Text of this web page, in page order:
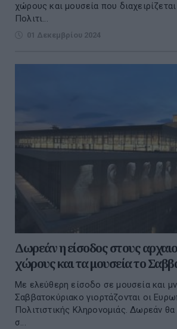
χώρους και μουσεία που
Πολιτι...
01 Δεκεμβρίου 2024
Δωρεάν η είσοδος στους
χώρους και τα μουσεία το
Με ελεύθερη είσοδο σε μουσεία και
Σαββατοκύριακο γιορτάζονται οι
Πολιτιστικής Κληρονομιάς. Δωρεάν θα
σ...